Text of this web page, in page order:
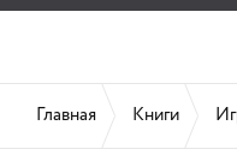
Главная Книги